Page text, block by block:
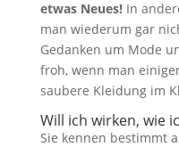
etwas Neues!In
man wiederum gar
Gedanken um Mode
froh, wenn man
saubere Kleidung im
Will ich wirken, wie
Sie kennen bestimmt